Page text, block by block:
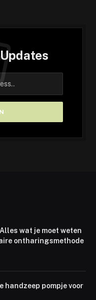
wat je moet weten
ontharingsmethode
handzeep pompje voor